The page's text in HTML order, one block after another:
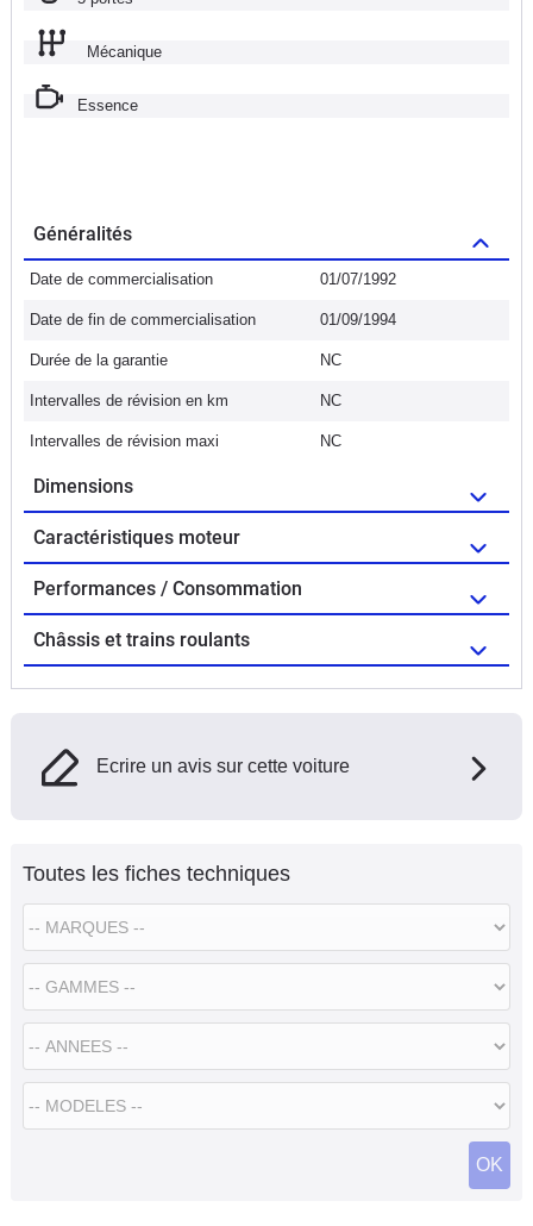
Mécanique
Essence
Généralités
Date de commercialisation 01/07/1992
Date de fin de commercialisation 01/09/1994
Durée de la garantie NC
Intervalles de révision en km NC
Intervalles de révision maxi NC
Dimensions
Caractéristiques moteur
Performances / Consommation
Châssis et trains roulants
Ecrire un avis sur cette voiture
Toutes les fiches techniques